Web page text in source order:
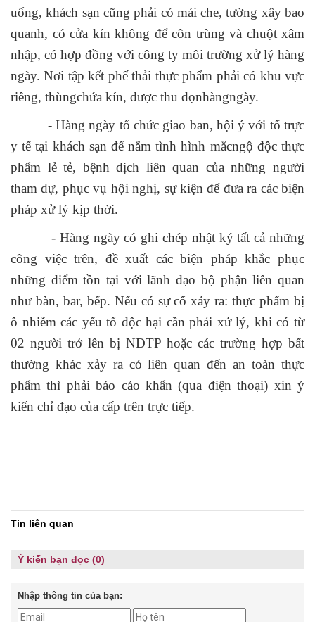
uống, khách sạn cũng phải có mái che, tường xây bao
quanh, có cửa kín không để côn trùng và chuột xâm
nhập, có hợp đồng với công ty môi trường xử lý hàng
ngày. Nơi tập kết phế thải thực phẩm phải có khu vực
riêng, thùngchứa kín, được thu dọnhàngngày.
- Hàng ngày tổ chức giao ban, hội ý với tổ trực
y tế tại khách sạn để nắm tình hình mắcngộ độc thực
phẩm lẻ tẻ, bệnh dịch liên quan của những người
tham dự, phục vụ hội nghị, sự kiện để đưa ra các biện
pháp xử lý kịp thời.
- Hàng ngày có ghi chép nhật ký tất cả những
công việc trên, đề xuất các biện pháp khắc phục
những điểm tồn tại với lãnh đạo bộ phận liên quan
như bàn, bar, bếp. Nếu có sự cố xảy ra: thực phẩm bị
ô nhiễm các yếu tố độc hại cần phải xử lý, khi có từ
02 người trở lên bị NĐTP hoặc các trường hợp bất
thường khác xảy ra có liên quan đến an toàn thực
phẩm thì phải báo cáo khẩn (qua điện thoại) xin ý
kiến chỉ đạo của cấp trên trực tiếp.
Tin liên quan
Ý kiến bạn đọc (0)
Nhập thông tin của bạn: